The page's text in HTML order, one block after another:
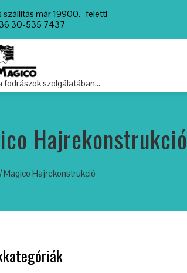
szállítás már 19900.- felett!
30-535 7437
fodrászok szolgálatában…
Hajrekonstrukció
/ Magico Hajrekonstrukció